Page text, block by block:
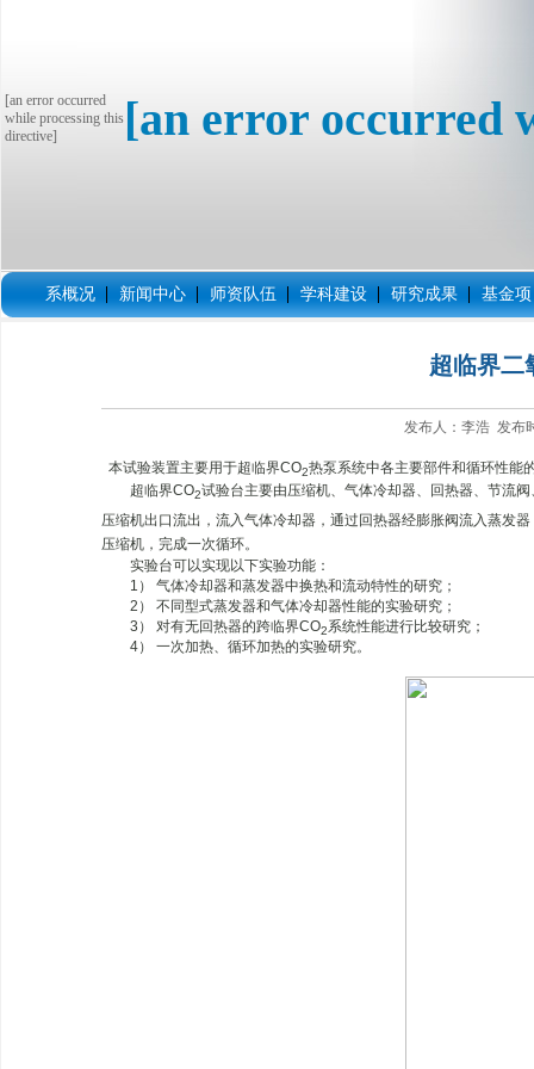
[an error occurred
while processing this
directive]
[an error occurred
系概况 新闻中心 师资队伍 学科建设 研究成果 基金
超临界二
发布人：李浩 发布
本试验装置主要用于超临界CO2热泵系统中各主要部件和循环性能
超临界CO2试验台主要由压缩机、气体冷却器、回热器、节流
压缩机出口流出，流入气体冷却器，通过回热器经膨胀阀流入蒸发
压缩机，完成一次循环。
实验台可以实现以下实验功能：
1） 气体冷却器和蒸发器中换热和流动特性的研究；
2） 不同型式蒸发器和气体冷却器性能的实验研究；
3） 对有无回热器的跨临界CO2系统性能进行比较研究；
4） 一次加热、循环加热的实验研究。